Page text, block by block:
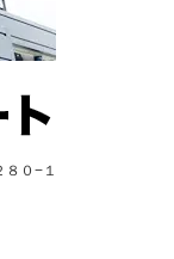
０−１